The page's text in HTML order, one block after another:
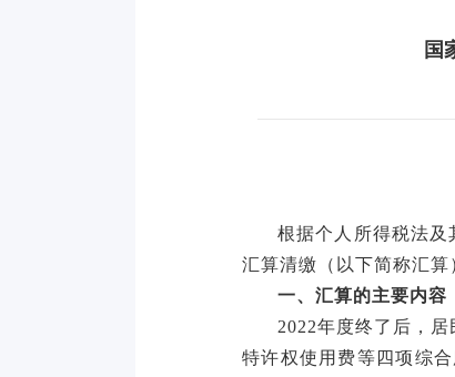
国
根据个人所得税法及
汇算清缴（以下简称汇算
一、汇算的主要内容
2022年度终了后，
特许权使用费等四项综